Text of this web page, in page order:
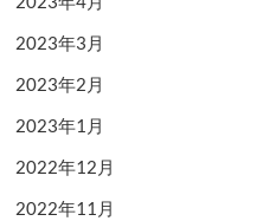
2023年3月
2023年2月
2023年1月
2022年12月
2022年11月